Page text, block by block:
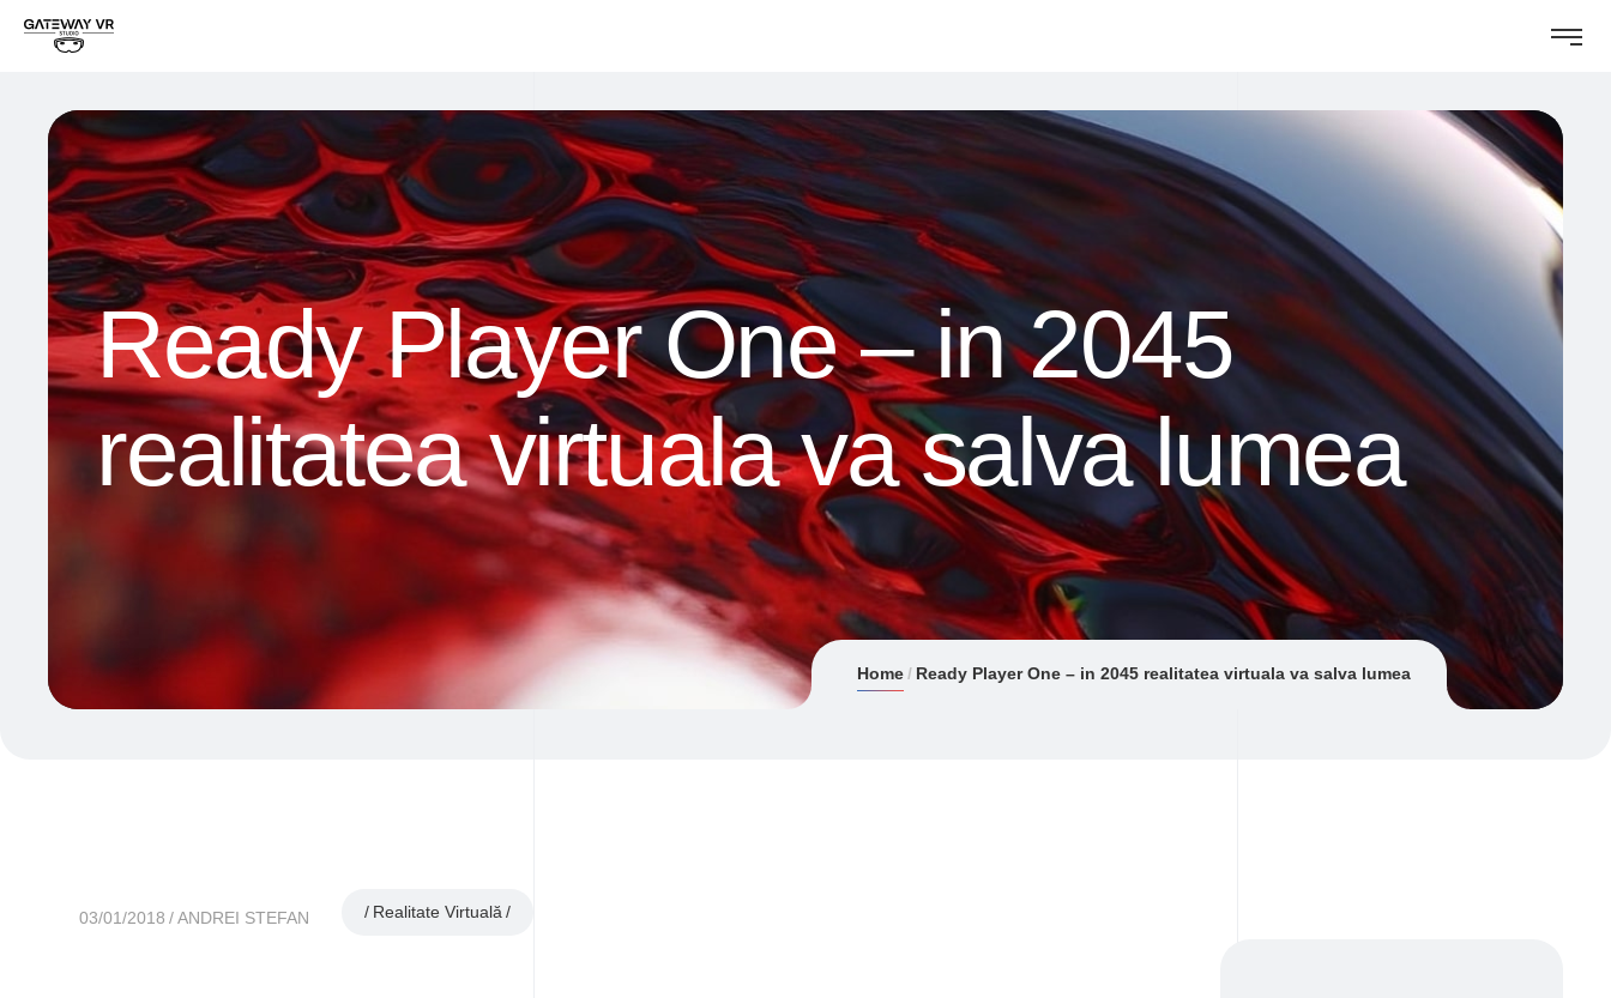
Ready Player One – in 2045
realitatea virtuala va salva lumea
Home Ready Player One – in 2045 realitatea virtuala va salva lumea
03/01/2018 ANDREI STEFAN Realitate Virtuală